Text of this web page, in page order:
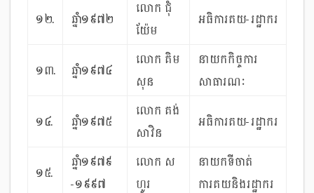
១២. ឆ្នាំ១៩៧២
លោក ជុំ
យ៉ែម
អធិការគយ-រដ្ឋាករ
១៣. ឆ្នាំ១៩៧៤
លោក គិម
សុន
​នាយកកិច្ចការ
សាធារណៈ
១៤. ឆ្នាំ១៩៧៥
លោក គង់
សាវិន
អធិការគយ-រដ្ឋាករ
១៥.
ឆ្នាំ១៩៧៩
-១៩៩៧
លោក ស
ហូរ
នាយកទីចាត់
ការគយនិងរដ្ឋាករ